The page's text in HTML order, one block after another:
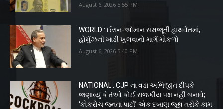
August 6, 2026 5:55 PM
WORLD : ઈરાન-ઓમાન સમજૂતી હાથવેંતમાં,
હોર્મુઝની ખાડી ખુલવાનો માર્ગ મોકળો
August 6, 2026 5:40 PM
NATIONAL : CJP ના વડા અભિજીત દીપકે
જણાવ્યું કે તેઓ કોઈ રાજકીય પક્ષ નહીં બનાવે;
‘કોકરોચ જનતા પાર્ટી’ એક દબાણ જૂથ તરીકે કામ